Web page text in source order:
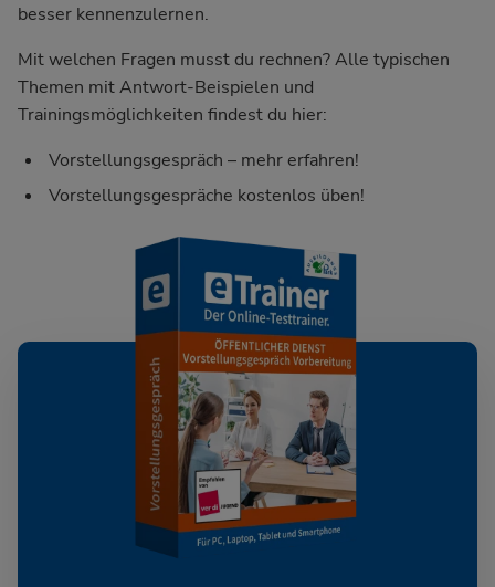
besser kennenzulernen.
Mit welchen Fragen musst du rechnen? Alle typischen
Themen mit Antwort-Beispielen und
Trainingsmöglichkeiten findest du hier:
Vorstellungsgespräch – mehr erfahren!
Vorstellungsgespräche kostenlos üben!